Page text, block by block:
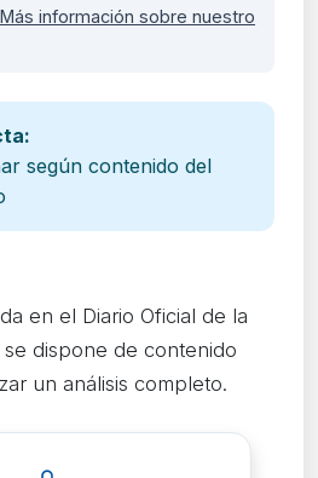
Más información sobre nuestro
según contenido del
en el Diario Oficial de la
dispone de contenido
un análisis completo.